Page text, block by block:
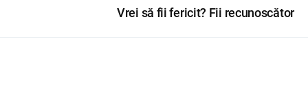
Vrei să fii fericit? Fii recunoscător